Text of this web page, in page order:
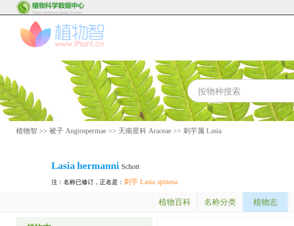
植物智 >> 被子 Angiospermae >> 天南星科 Araceae >> 刺芋属 Lasia
Lasia hermanni Schott
注：名称已修订，正名是： 刺芋 Lasia spinosa
植物百科 名称分类 植物志